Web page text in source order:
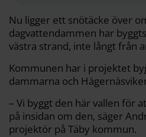
k k
Nu ligger ett snötäcke över
dagvattendammen har
västra strand, inte långt från
Kommunen har i projektet
dammarna och
– Vi byggt den här vallen för
på insidan om den, säger
projektör på Täby kommun.